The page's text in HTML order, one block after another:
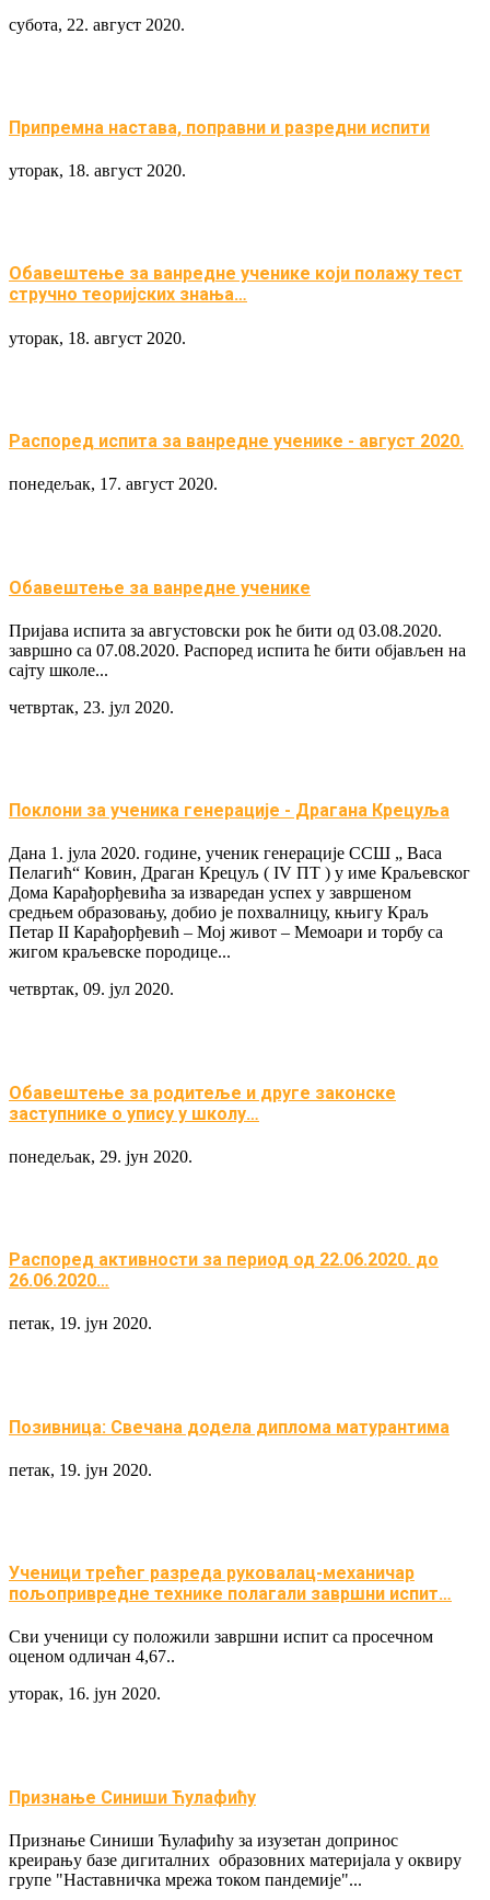
субота, 22. август 2020.
Припремна настава, поправни и разредни испити
уторак, 18. август 2020.
Обавештење за ванредне ученике који полажу тест
стручно теоријских знања…
уторак, 18. август 2020.
Распоред испита за вaнредне ученикe - август 2020.
понедељак, 17. август 2020.
Обавештење за ванредне ученике
Пријава испита за августовски рок ће бити од 03.08.2020.
завршно са 07.08.2020. Распоред испита ће бити објављен на
сајту школе...
четвртак, 23. јул 2020.
Поклони за ученика генерације - Драгана Крецуља
Дана 1. јула 2020. године, ученик генерације ССШ „ Васа
Пелагић“ Ковин, Драган Крецуљ ( IV ПТ ) у име Краљевског
Дома Карађорђевића за изваредан успех у завршеном
средњем образовању, добио је похвалницу, књигу Краљ
Петар II Карађорђевић – Мој живот – Мемоари и торбу са
жигом краљевске породице...
четвртак, 09. јул 2020.
Обавештење за родитеље и друге законске
заступнике о упису у школу…
понедељак, 29. јун 2020.
Распоред активности за период од 22.06.2020. до
26.06.2020…
петак, 19. јун 2020.
Позивница: Свечана додела диплома матурантима
петак, 19. јун 2020.
Ученици трећег разреда руковалац-механичар
пољопривредне технике полагали завршни испит…
Сви ученици су положили завршни испит са просечном
оценом одличан 4,67..
уторак, 16. јун 2020.
Признање Синиши Ћулафићу
Признање Синиши Ћулафићу за изузетан допринос
креирању базе дигиталних образовних материјала у оквиру
групе "Наставничка мрежа током пандемије"...